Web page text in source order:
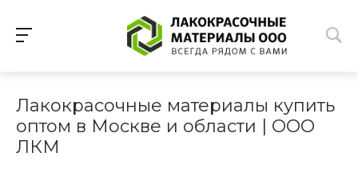
Лакокрасочные материалы купить
оптом в Москве и области | ООО
ЛКМ